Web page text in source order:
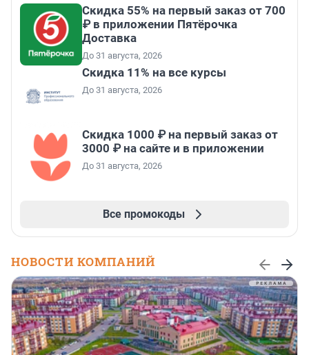
Скидка 55% на первый заказ от 700
₽ в приложении Пятёрочка
Доставка
До 31 августа, 2026
Скидка 11% на все курсы
До 31 августа, 2026
Скидка 1000 ₽ на первый заказ от
3000 ₽ на сайте и в приложении
До 31 августа, 2026
Все промокоды
НОВОСТИ КОМПАНИЙ